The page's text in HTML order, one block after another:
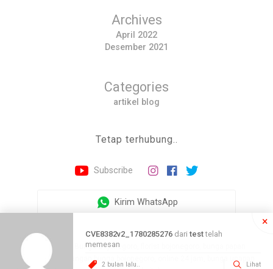
Archives
April 2022
Desember 2021
Categories
artikel blog
Tetap terhubung..
Subscribe
Kirim WhatsApp
©2026 - Toko Bunga Bojonegoro, florist bojonegoro, bunga papan
bojonegoro, karangan bunga bojonegoro, online 24 jam, bunga ucapan
×
CVE8382v2_1780285276 dari testtelah
memesan
2 bulan lalu.. Lihat